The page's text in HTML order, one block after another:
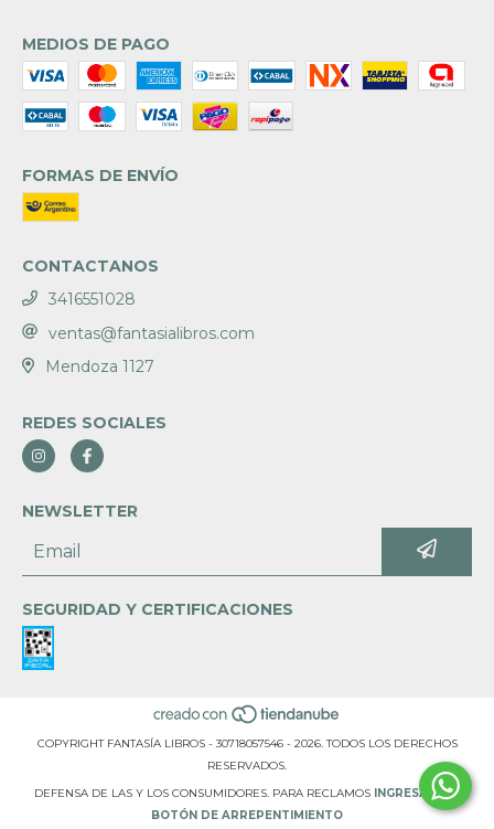
MEDIOS DE PAGO
FORMAS DE ENVÍO
CONTACTANOS
3416551028
ventas@fantasialibros.com
Mendoza 1127
REDES SOCIALES
NEWSLETTER
SEGURIDAD Y CERTIFICACIONES
COPYRIGHT FANTASÍA LIBROS - 30718057546 - 2026. TODOS LOS DERECHOS
RESERVADOS.
DEFENSA DE LAS Y LOS CONSUMIDORES. PARA RECLAMOS INGRESÁ ACÁ.
BOTÓN DE ARREPENTIMIENTO